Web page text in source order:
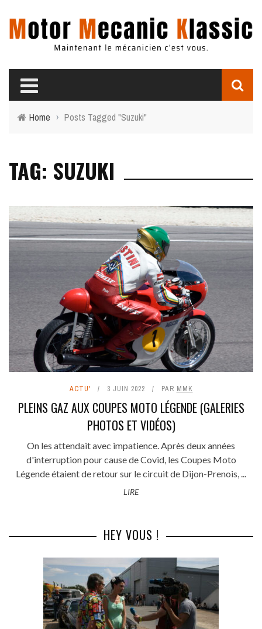
Home › Posts Tagged "Suzuki"
TAG: SUZUKI
ACTU' 3 JUIN 2022 PAR MMK
PLEINS GAZ AUX COUPES MOTO LÉGENDE (GALERIES
PHOTOS ET VIDÉOS)
On les attendait avec impatience. Après deux années
d'interruption pour cause de Covid, les Coupes Moto
Légende étaient de retour sur le circuit de Dijon-Prenois, ...
LIRE
HEY VOUS !